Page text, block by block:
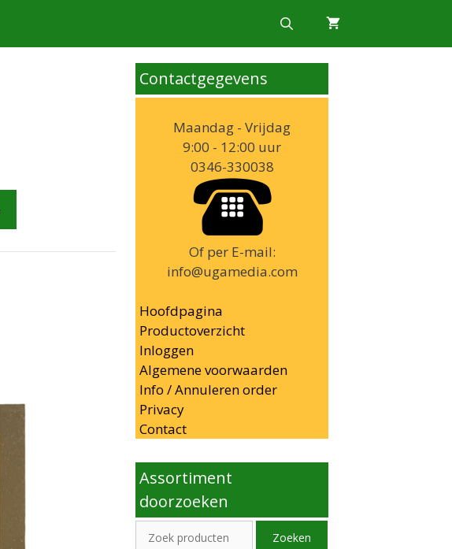
Contactgegevens
Maandag - Vrijdag
9:00 - 12:00 uur
0346-330038
Of per E-mail:
info@ugamedia.com
Hoofdpagina
Productoverzicht
Inloggen
Algemene voorwaarden
Info / Annuleren order
Privacy
Contact
Assortiment
doorzoeken
Zoeken
Zoeken